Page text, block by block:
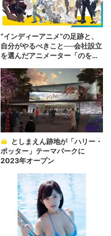
“インディーアニメ“の足跡と、
自分がやるべきこと──会社設立
を選んだアニメーター「のを
ポッター」テーマパークに
2023年オープン